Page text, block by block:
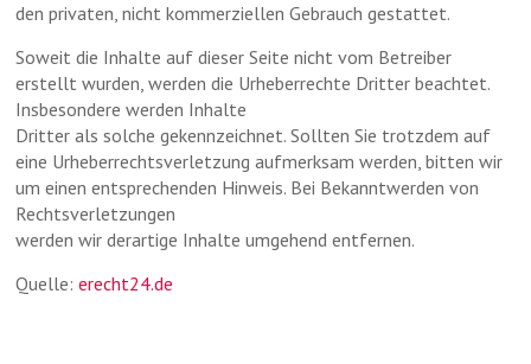
den privaten, nicht kommerziellen Gebrauch gestattet.
Soweit die Inhalte auf dieser Seite nicht vom Betreiber
erstellt wurden, werden die Urheberrechte Dritter beachtet.
Insbesondere werden Inhalte
Dritter als solche gekennzeichnet. Sollten Sie trotzdem auf
eine Urheberrechtsverletzung aufmerksam werden, bitten wir
um einen entsprechenden Hinweis. Bei Bekanntwerden von
Rechtsverletzungen
werden wir derartige Inhalte umgehend entfernen.
Quelle:erecht24.de